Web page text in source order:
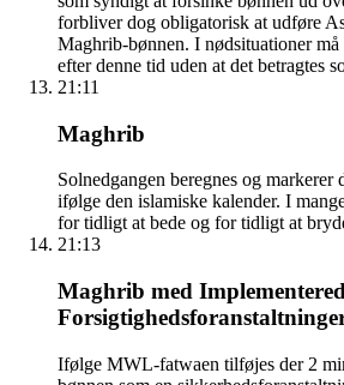
forbliver dog obligatorisk at udføre
Maghrib-bønnen. I nødsituationer må
efter denne tid uden at det betragtes
21:11
Maghrib
Solnedgangen beregnes og markerer
ifølge den islamiske kalender. I
for tidligt at bede og for tidligt at
21:13
Maghrib med
Ifølge MWL-fatwaen tilføjes der 2